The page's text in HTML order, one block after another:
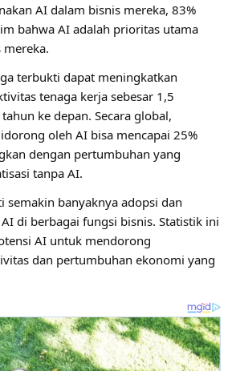
AI dalam bisnis mereka, 83%
bahwa AI adalah prioritas utama
mereka.
terbukti dapat meningkatkan
tenaga kerja sebesar 1,5
ke depan. Secara global,
oleh AI bisa mencapai 25%
dengan pertumbuhan yang
tanpa AI.
semakin banyaknya adopsi dan
di berbagai fungsi bisnis. Statistik ini
AI untuk mendorong
dan pertumbuhan ekonomi yang